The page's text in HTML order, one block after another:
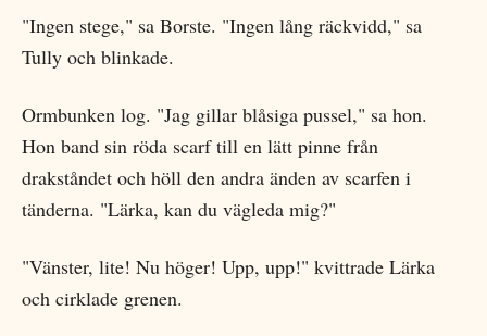
"Ingen stege," sa Borste. "Ingen lång räckvidd," sa
Tully och blinkade.
Ormbunken log. "Jag gillar blåsiga pussel," sa hon.
Hon band sin röda scarf till en lätt pinne från
drakståndet och höll den andra änden av scarfen i
tänderna. "Lärka, kan du vägleda mig?"
"Vänster, lite! Nu höger! Upp, upp!" kvittrade Lärka
och cirklade grenen.